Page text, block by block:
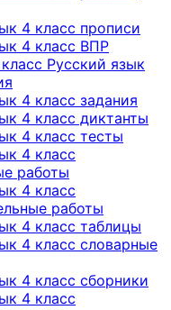
4 класс прописи
4 класс ВПР
Русский язык
4 класс задания
4 класс диктанты
4 класс тесты
4 класс
работы
4 класс
работы
4 класс таблицы
4 класс словарные
4 класс сборники
4 класс